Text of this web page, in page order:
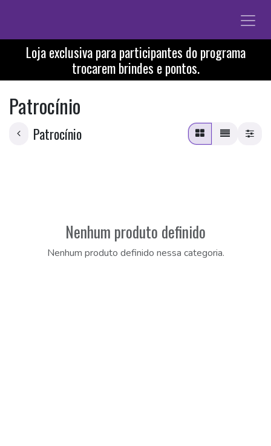
Loja exclusiva para participantes do programa
trocarem brindes e pontos.
Patrocínio
Patrocínio
Nenhum produto definido
Nenhum produto definido nessa categoria.